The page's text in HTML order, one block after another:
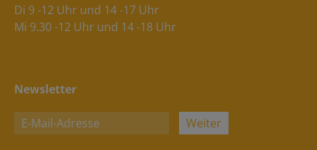
Di 9 -12 Uhr und 14 -17 Uhr
Mi 9.30 -12 Uhr und 14 -18 Uhr
Newsletter
Weiter